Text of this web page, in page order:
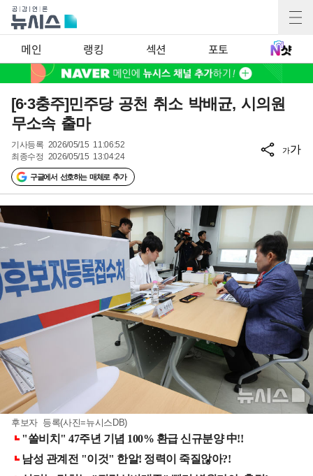
메인 랭킹 섹션 포토
[6·3충주]민주당 공천 취소 박배균, 시의원
무소속 출마
기사등록 2026/05/15 11:06:52
최종수정 2026/05/15 13:04:24
구글에서 선호하는 매체로 추가
가가
후보자 등록(사진=뉴시스DB)